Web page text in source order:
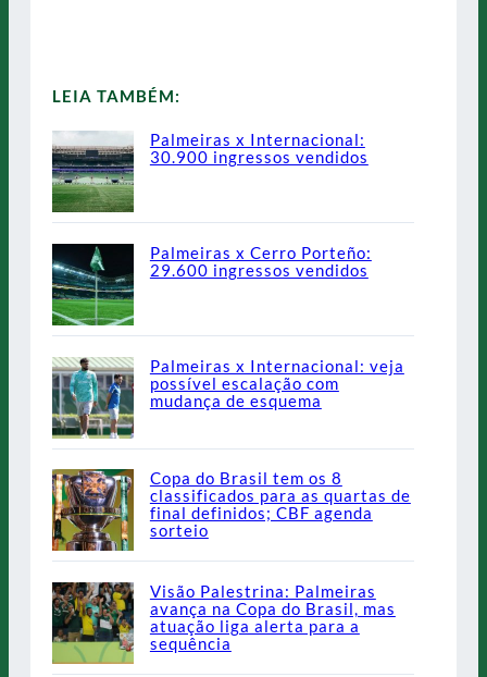
LEIA TAMBÉM:
Palmeiras x Internacional:
30.900 ingressos vendidos
Palmeiras x Cerro Porteño:
29.600 ingressos vendidos
Palmeiras x Internacional: veja
possível escalação com
mudança de esquema
Copa do Brasil tem os 8
classificados para as quartas de
final definidos; CBF agenda
sorteio
Visão Palestrina: Palmeiras
avança na Copa do Brasil, mas
atuação liga alerta para a
sequência